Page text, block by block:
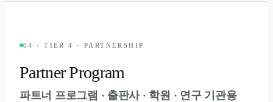
04 · TIER 4 · PARTNERSHIP
Partner Program
파트너 프로그램 · 출판사 · 학원 · 연구 기관용